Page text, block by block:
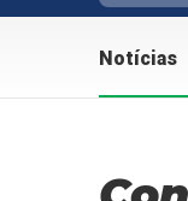
Notícias